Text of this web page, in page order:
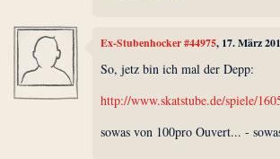
Ex-Stubenhocker #44975, 17. März
So, jetz bin ich mal der Depp:
http://www.skatstube.de/spiele/
sowas von 100pro Ouvert... -